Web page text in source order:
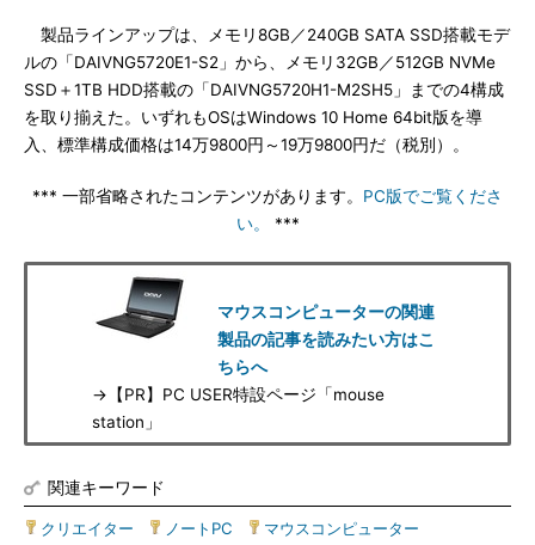
製品ラインアップは、メモリ8GB／240GB SATA SSD搭載モデ
ルの「DAIVNG5720E1-S2」から、メモリ32GB／512GB NVMe
SSD＋1TB HDD搭載の「DAIVNG5720H1-M2SH5」までの4構成
を取り揃えた。いずれもOSはWindows 10 Home 64bit版を導
入、標準構成価格は14万9800円～19万9800円だ（税別）。
*** 一部省略されたコンテンツがあります。 PC版でご覧くださ
い。
***
マウスコンピューターの関連
製品の記事を読みたい方はこ
ちらへ
→【PR】PC USER特設ページ「mouse
station」
関連キーワード
クリエイター ノートPC マウスコンピューター